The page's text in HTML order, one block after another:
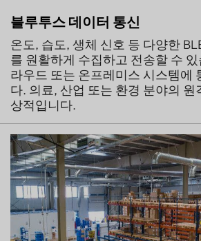
블루투스 데이터 통신
온도, 습도, 생체 신호 등 다양한
를 원활하게 수집하고 전송할 수
라우드 또는 온프레미스 시스템에
다. 의료, 산업 또는 환경 분야의 원
상적입니다.